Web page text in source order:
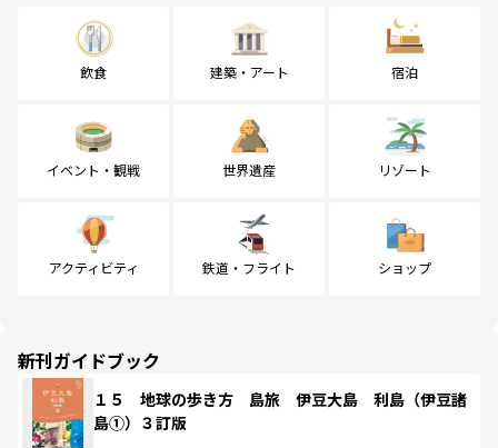
飲食 建築・アート 宿泊
イベント・観戦 世界遺産 リゾート
アクティビティ 鉄道・フライト ショップ
新刊ガイドブック
１５ 地球の歩き方 島旅 伊豆大島 利島（伊豆諸
島①）３訂版